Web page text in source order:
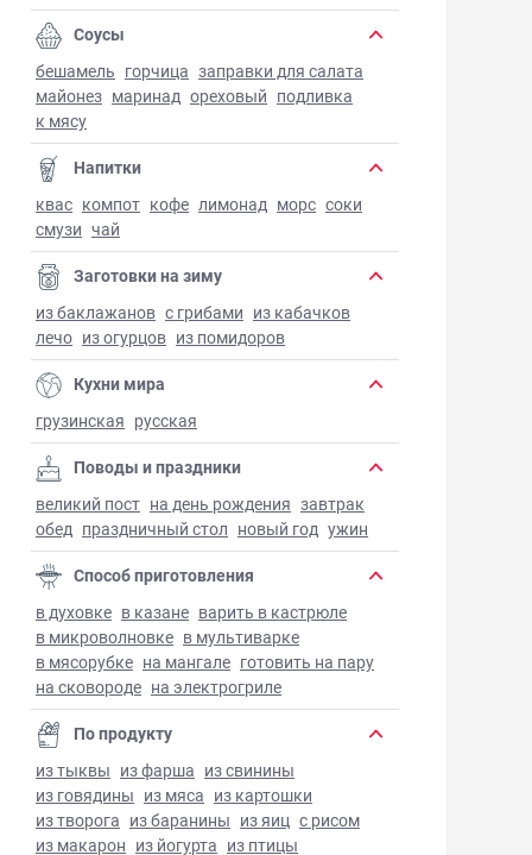
Соусы
бешамель горчица заправки для салата
майонез маринад ореховый подливка
к мясу
Напитки
квас компот кофе лимонад морс соки
смузи чай
Заготовки на зиму
из баклажанов с грибами из кабачков
лечо из огурцов из помидоров
Кухни мира
грузинская русская
Поводы и праздники
великий пост на день рождения завтрак
обед праздничный стол новый год ужин
Способ приготовления
в духовке в казане варить в кастрюле
в микроволновке в мультиварке
в мясорубке на мангале готовить на пару
на сковороде на электрогриле
По продукту
из тыквы из фарша из свинины
из говядины из мяса из картошки
из творога из баранины из яиц с рисом
из макарон из йогурта из птицы